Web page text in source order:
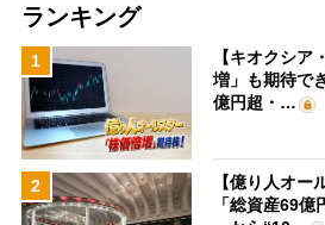
ランキング
1
【キオクシア
増」も期待で
億円超・…
2
【億り人オー
「総資産69